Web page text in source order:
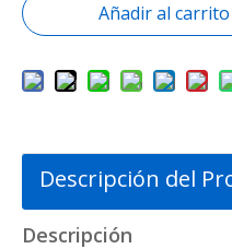
Añadir al carrito
Descripción del
Descripción